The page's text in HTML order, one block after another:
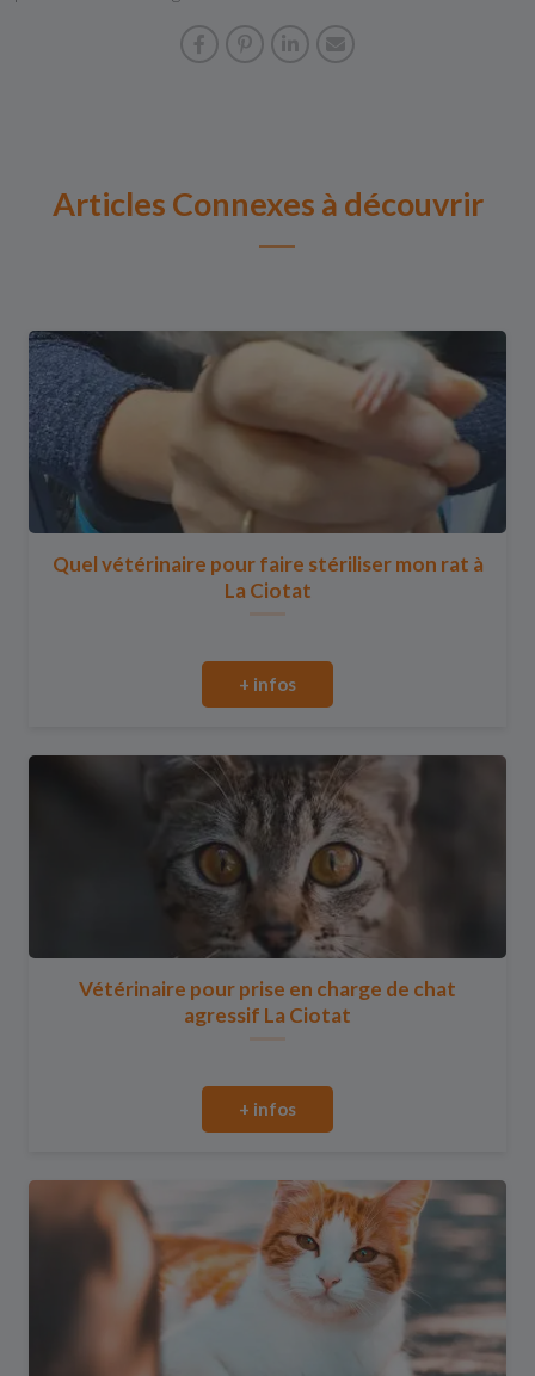
Articles Connexes à découvrir
Quel vétérinaire pour faire stériliser mon rat à
La Ciotat
+ infos
Vétérinaire pour prise en charge de chat
agressif La Ciotat
+ infos